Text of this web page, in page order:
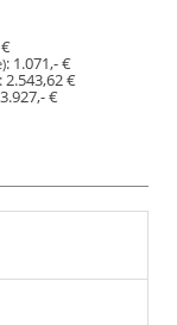
: 1.071,- €
:2.543,62 €
3.927,- €